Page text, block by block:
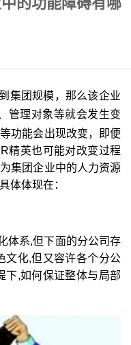
集团规模，那么该企业
管理对象等就会发生变
功能会出现改变，即便
精英也可能对改变过程
集团企业中的人力资源
体体现在：
体系,但下面的分公司存
文化,但又容许各个分公
下,如何保证整体与局部